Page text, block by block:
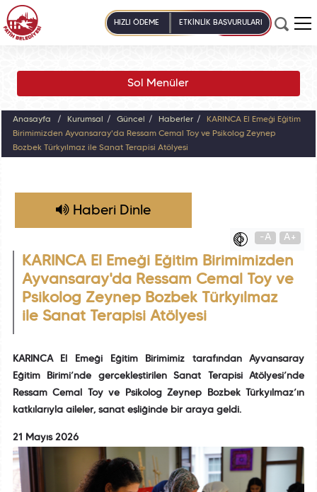
HIZLI ÖDEME ETKİNLİK BAŞVURULARI
Sol Menüler
Anasayfa Kurumsal Güncel Haberler
KARINCA El Emeği Eğitim
Birimimizden Ayvansaray'da Ressam Cemal Toy ve Psikolog Zeynep
Bozbek Türkyılmaz ile Sanat Terapisi Atölyesi
Haberi Dinle
-A A+
KARINCA El Emeği Eğitim Birimimizden
Ayvansaray'da Ressam Cemal Toy ve
Psikolog Zeynep Bozbek Türkyılmaz
ile Sanat Terapisi Atölyesi
KARINCA El Emeği Eğitim Birimimiz tarafından Ayvansaray
Eğitim Birimi’nde gerçekleştirilen Sanat Terapisi Atölyesi’nde
Ressam Cemal Toy ve Psikolog Zeynep Bozbek Türkyılmaz’ın
katkılarıyla aileler, sanat eşliğinde bir araya geldi.
21 Mayıs 2026